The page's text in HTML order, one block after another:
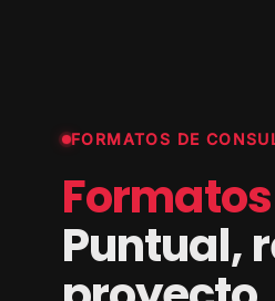
FORMATOS DE
Puntual,